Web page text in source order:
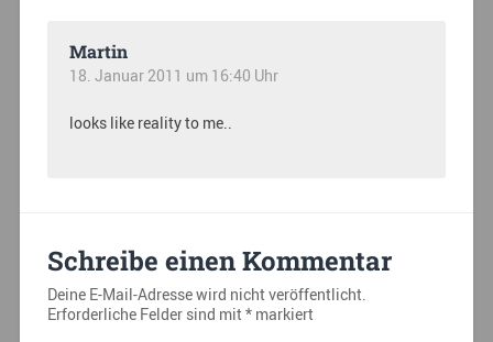
Martin
18. Januar 2011 um 16:40 Uhr
looks like reality to me..
Schreibe einen Kommentar
Deine E-Mail-Adresse wird nicht veröffentlicht.
Erforderliche Felder sind mit*markiert